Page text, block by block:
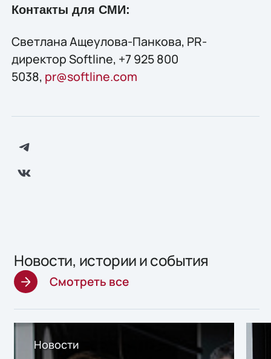
Контакты для СМИ:
Светлана Ащеулова-Панкова, PR-
директор Softline, +7 925 800
5038, pr@softline.com
Новости, истории и события
Смотреть все
Новости